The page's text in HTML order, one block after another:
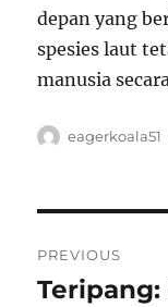
depan yang
spesies laut
manusia
Author
eagerkoala51
pos
PREVIOUS
Previous